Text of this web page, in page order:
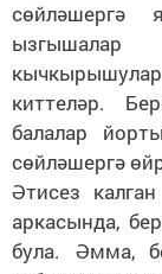
киттеләр.
балалар
сөйләшергә
Әтисез
аркасында,
була. Әмма,